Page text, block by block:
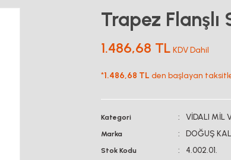
Trapez Flanşlı
1.486,68 TL KDV Dahil
*1.486,68 TL den başlayan
Kategori VİDALI MİL
Marka DOĞUŞ
Stok Kodu 4.002.01.